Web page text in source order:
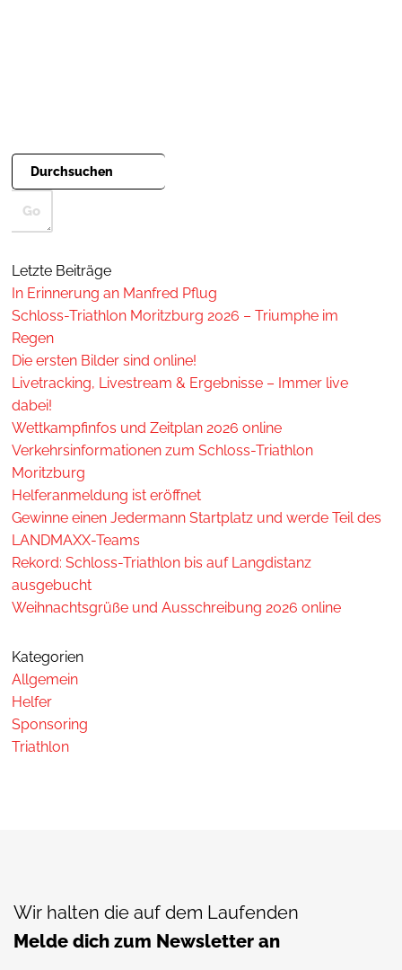
Letzte Beiträge
In Erinnerung an Manfred Pflug
Schloss-Triathlon Moritzburg 2026 – Triumphe im
Regen
Die ersten Bilder sind online!
Livetracking, Livestream & Ergebnisse – Immer live
dabei!
Wettkampfinfos und Zeitplan 2026 online
Verkehrsinformationen zum Schloss-Triathlon
Moritzburg
Helferanmeldung ist eröffnet
Gewinne einen Jedermann Startplatz und werde Teil des
LANDMAXX-Teams
Rekord: Schloss-Triathlon bis auf Langdistanz
ausgebucht
Weihnachtsgrüße und Ausschreibung 2026 online
Kategorien
Allgemein
Helfer
Sponsoring
Triathlon
Wir halten die auf dem Laufenden
Melde dich zum Newsletter an